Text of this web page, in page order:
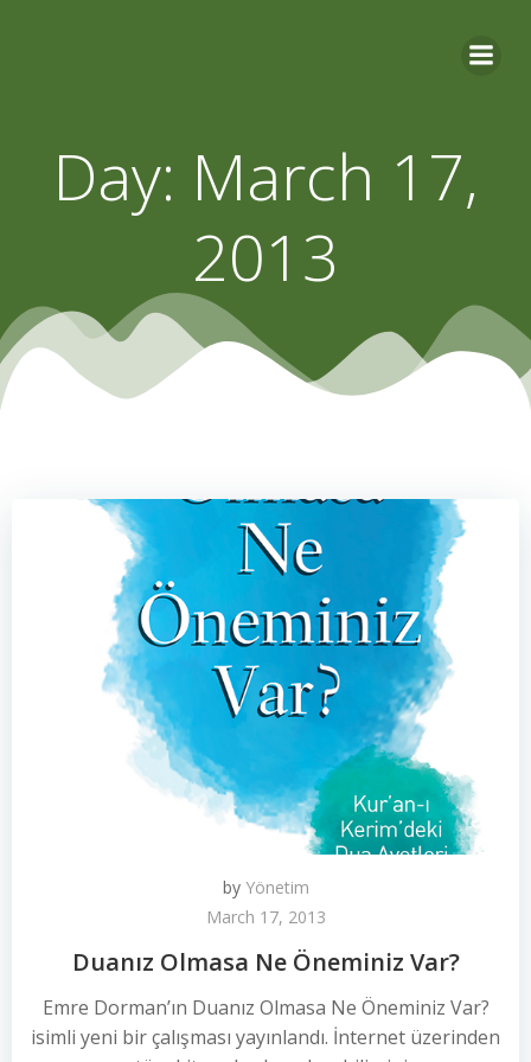
Day: March 17,
2013
by Yönetim
March 17, 2013
Duanız Olmasa Ne Öneminiz Var?
Emre Dorman’ın Duanız Olmasa Ne Öneminiz Var?
isimli yeni bir çalışması yayınlandı. İnternet üzerinden